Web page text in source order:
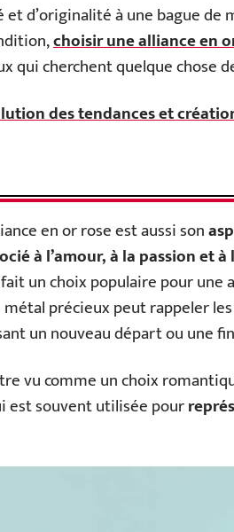
d’originalité à une bague de
choisir une alliance en
qui cherchent quelque chose
des tendances et
en or rose est aussi son
à l’amour, à la passion et
un choix populaire pour une
précieux peut rappeler
un nouveau départ ou une
vu comme un choix
est souvent utilisée pour